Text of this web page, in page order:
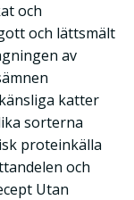
och
och lättsmält
av
katter
sorterna
proteinkälla
och
Utan